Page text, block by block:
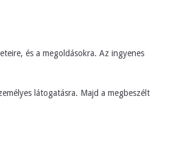
és a megoldásokra. Az ingyenes
látogatásra. Majd a megbeszélt